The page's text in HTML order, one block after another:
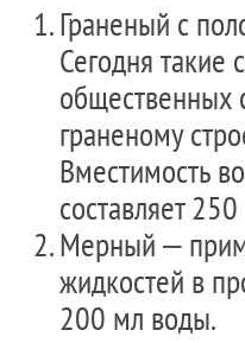
Граненый с
Сегодня
общественных
граненому
Вместимость
составляет
Мерный –
жидкостей в
200 мл воды.